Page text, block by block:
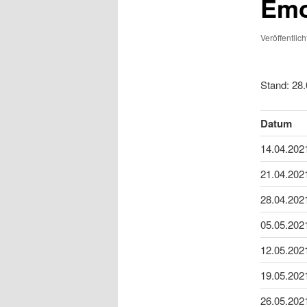
Stand:
Datum